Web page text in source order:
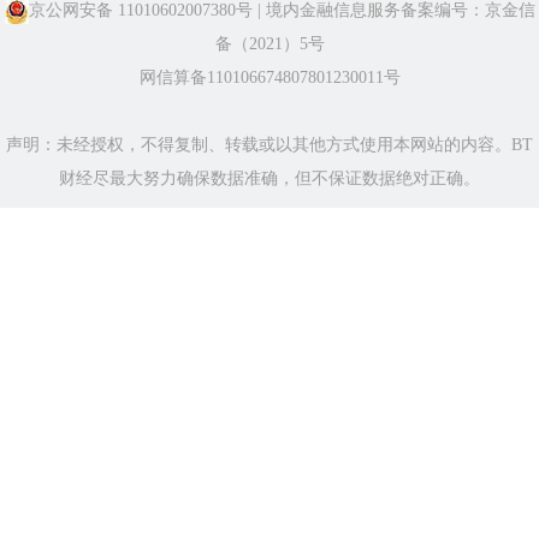
京公网安备 11010602007380号| 境内金融信息服务备案编号：京金信
备（2021）5号
网信算备110106674807801230011号
声明：未经授权，不得复制、转载或以其他方式使用本网站的内容。BT
财经尽最大努力确保数据准确，但不保证数据绝对正确。